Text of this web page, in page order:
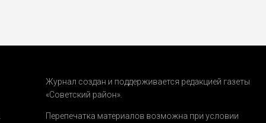
Журнал создан и поддерживается редакцией газеты
«Советский район».
Перепечатка материалов возможна при условии